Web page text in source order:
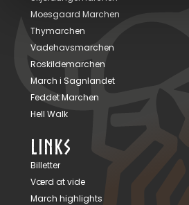
Moesgaard Marchen
Thymarchen
Vadehavsmarchen
Roskildemarchen
March i Sagnlandet
Feddet Marchen
Hell Walk
LINKS
Billetter
Værd at vide
March highlights